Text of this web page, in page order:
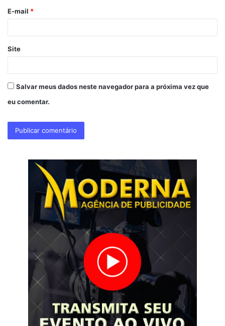
*
E-mail *
Site
Salvar meus dados neste navegador para a próxima vez que
eu comentar.